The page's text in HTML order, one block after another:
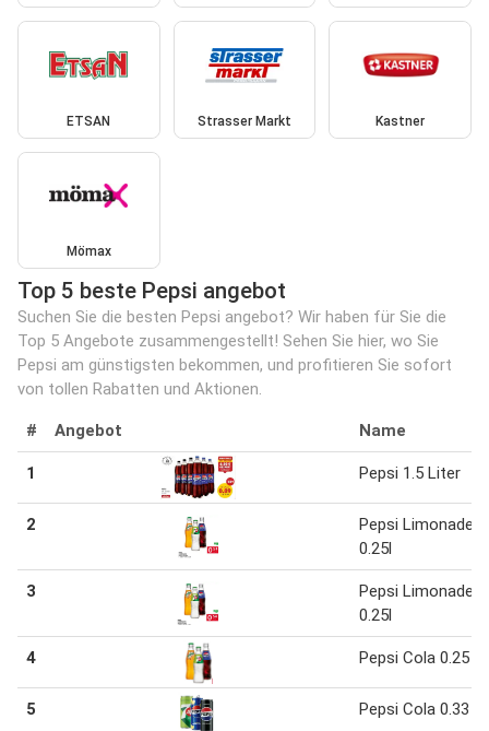
ETSAN Strasser Markt Kastner
Mömax
Top 5 beste Pepsi angebot
Suchen Sie die besten Pepsi angebot? Wir haben für Sie die
Top 5 Angebote zusammengestellt! Sehen Sie hier, wo Sie
Pepsi am günstigsten bekommen, und profitieren Sie sofort
von tollen Rabatten und Aktionen.
# Angebot Name
1 Pepsi 1.5 Liter
2
Pepsi Limonaden
0.25l
3
Pepsi Limonaden
0.25l
4 Pepsi Cola 0.25 l
5 Pepsi Cola 0.33 l